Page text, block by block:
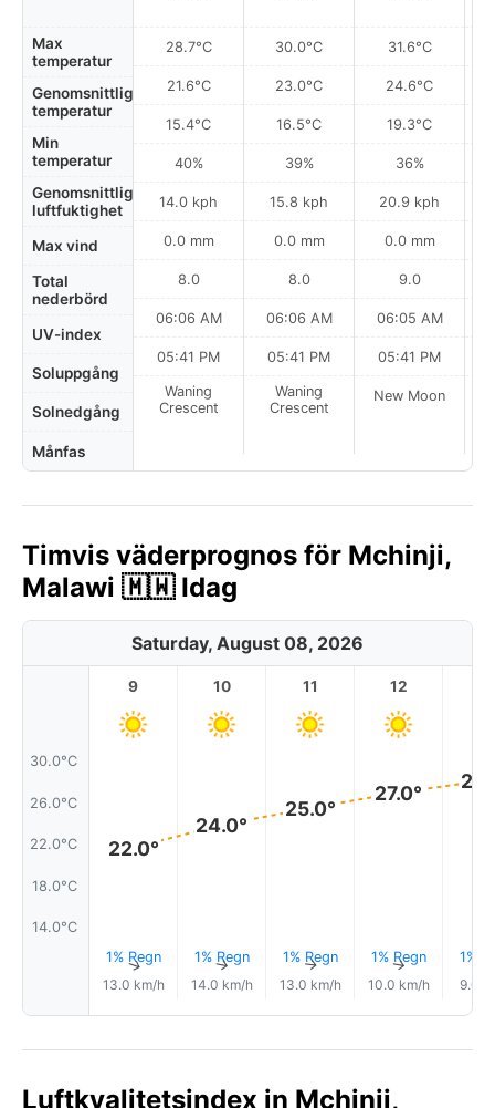
Max
temperatur
Genomsnittlig
temperatur
Min
temperatur
Genomsnittlig
luftfuktighet
Max vind
Total
nederbörd
UV-index
Soluppgång
Solnedgång
Månfas
28.7°C
21.6°C
15.4°C
40%
14.0 kph
0.0 mm
8.0
06:06 AM
05:41 PM
Waning
Crescent
30.0°C
23.0°C
16.5°C
39%
15.8 kph
0.0 mm
8.0
06:06 AM
05:41 PM
Waning
Crescent
31.6°C
24.6°C
19.3°C
36%
20.9 kph
0.0 mm
9.0
06:05 AM
05:41 PM
New Moon
Timvis väderprognos för Mchinji,
Malawi 🇲🇼 Idag
Saturday, August 08, 2026
30.0°C
26.0°C
22.0°C
18.0°C
14.0°C
9
22.0°
1% Regn
↑
13.0 km/h
10
24.0°
1% Regn
↑
14.0 km/h
11
25.0°
1% Regn
↑
13.0 km/h
12
27.0°
1% Regn
↑
10.0 km/h
1%
9.0
Luftkvalitetsindex in Mchinji,